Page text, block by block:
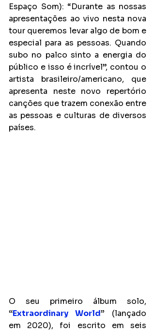
Espaço Som): “Durante as nossas
apresentações ao vivo nesta nova
tour queremos levar algo de bom e
especial para as pessoas. Quando
subo no palco sinto a energia do
público e isso é incrível”, contou o
artista brasileiro/americano, que
apresenta neste novo repertório
canções que trazem conexão entre
as pessoas e culturas de diversos
países.
“Extraordinary World” (lançado
em 2020), foi escrito em seis